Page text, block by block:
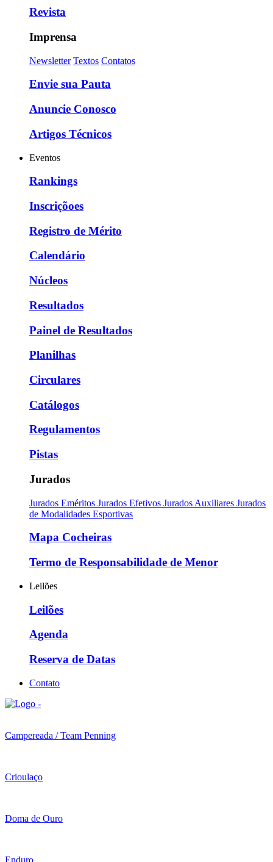
Revista
Imprensa
Newsletter Textos Contatos
Envie sua Pauta
Anuncie Conosco
Artigos Técnicos
Eventos
Rankings
Inscriçõoes
Registro de Mérito
Calendário
Núcleos
Resultados
Painel de Resultados
Planilhas
Circulares
Catálogos
Regulamentos
Pistas
Jurados
Jurados Eméritos Jurados Efetivos Jurados Auxiliares Jurados
de Modalidades Esportivas
Mapa Cocheiras
Termo de Responsabilidade de Menor
Leilões
Leilões
Agenda
Reserva de Datas
Contato
Campereada / Team Penning
Crioulaço
Doma de Ouro
Enduro